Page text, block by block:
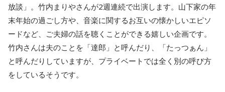
放談」。竹内まりやさんが2週連続で出演します。山下家の年
末年始の過ごし方や、音楽に関するお互いの懐かしいエピソ
ードなど、ご夫婦の話を聴くことができる嬉しい企画です。
竹内さんは夫のことを「達郎」と呼んだり、「たっつぁん」
と呼んだりしていますが、プライベートでは全く別の呼び方
をしているそうです。